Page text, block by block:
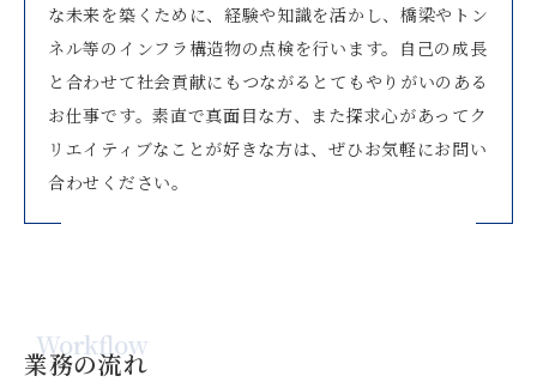
な未来を築くために、経験や知識を活かし、橋梁やトン
ネル等のインフラ構造物の点検を行います。自己の成長
と合わせて社会貢献にもつながるとてもやりがいのある
お仕事です。素直で真面目な方、また探求心があってク
リエイティブなことが好きな方は、ぜひお気軽にお問い
合わせください。
Workflow
業務の流れ